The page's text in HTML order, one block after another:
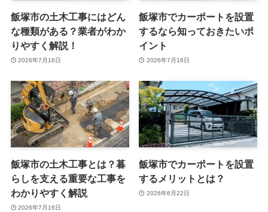
飯塚市の土木工事にはどん
な種類がある？業者がわか
りやすく解説！
2026年7月16日
飯塚市でカーポートを設置
するなら知っておきたいポ
イント
2026年7月16日
飯塚市の土木工事とは？暮
らしを支える重要な工事を
わかりやすく解説
2026年7月16日
飯塚市でカーポートを設置
するメリットとは？
2026年6月22日